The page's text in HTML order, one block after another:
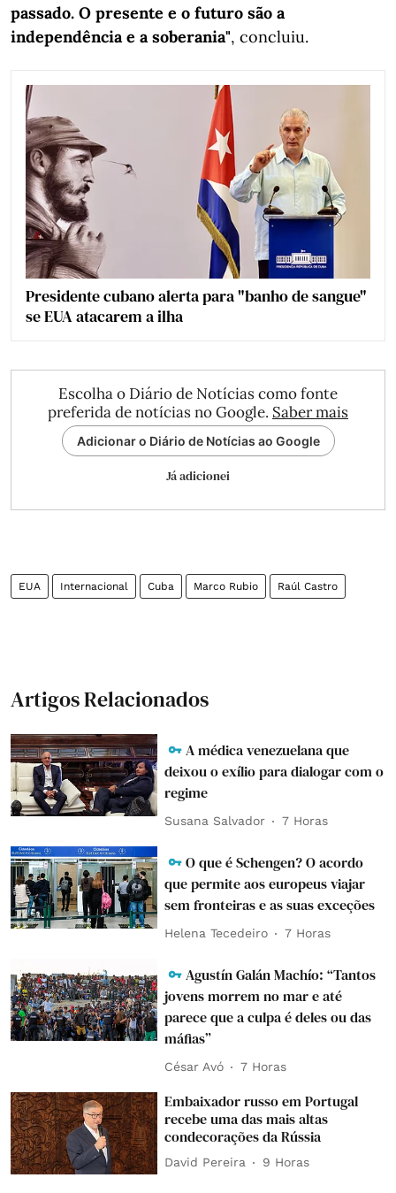
passado. O presente e o futuro são a
independência e a soberania", concluiu.
Presidente cubano alerta para "banho de sangue"
se EUA atacarem a ilha
Escolha o Diário de Notícias como fonte
preferida de notícias no Google. Saber mais
Adicionar o Diário de Notícias ao Google
Já adicionei
EUA Internacional Cuba Marco Rubio Raúl Castro
Artigos Relacionados
A médica venezuelana que
deixou o exílio para dialogar com o
regime
Susana Salvador 7 Horas
O que é Schengen? O acordo
que permite aos europeus viajar
sem fronteiras e as suas exceções
Helena Tecedeiro 7 Horas
Agustín Galán Machío: “Tantos
jovens morrem no mar e até
parece que a culpa é deles ou das
máfias”
César Avó 7 Horas
Embaixador russo em Portugal
recebe uma das mais altas
condecorações da Rússia
David Pereira 9 Horas